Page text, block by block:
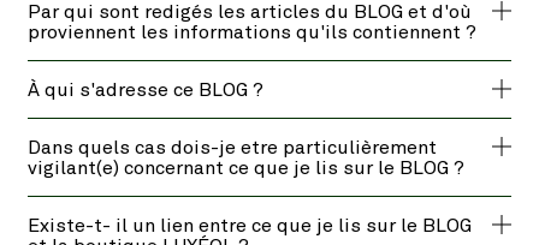
Par qui sont redigés les articles du BLOG et d'où
proviennent les informations qu'ils contiennent ?
À qui s'adresse ce BLOG ?
Dans quels cas dois-je etre particulièrement
vigilant(e) concernant ce que je lis sur le BLOG ?
Existe-t- il un lien entre ce que je lis sur le BLOG